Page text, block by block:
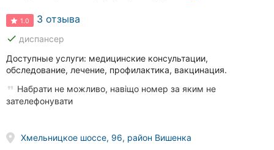
1.0 3 отзыва
done диспансер
Доступные услуги: медицинские консультации,
обследование, лечение, профилактика, вакцинация.
Набрати не можливо, навіщо номер за яким не
зателефонувати
Хмельницкое шоссе, 96, район Вишенка